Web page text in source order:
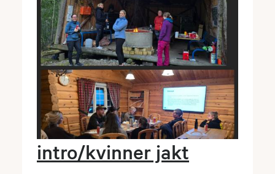
intro/kvinner jakt